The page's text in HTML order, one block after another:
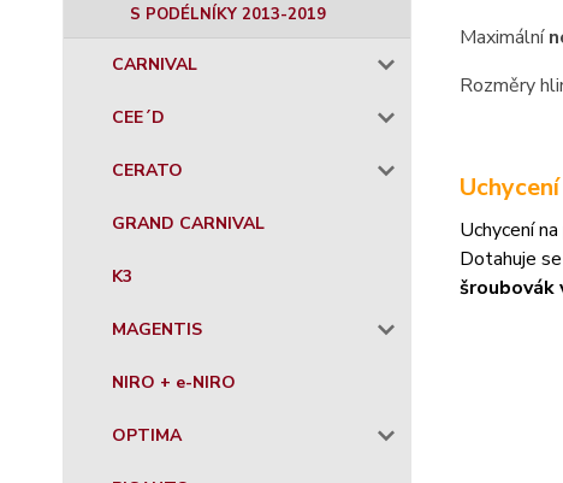
S PODÉLNÍKY 2013-2019
CARNIVAL
CEE´D
CERATO
GRAND CARNIVAL
K3
MAGENTIS
NIRO + e-NIRO
OPTIMA
Maximální
Rozměry
Uchycení
Dotahuje
šroubovák